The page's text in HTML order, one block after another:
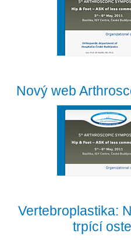
Nový web
Vertebroplastika:
trpící